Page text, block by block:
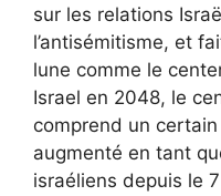
sur les relations
l’antisémitisme, et
lune comme le
Israel en 2048, le
comprend un
augmenté en tant
israéliens depuis le